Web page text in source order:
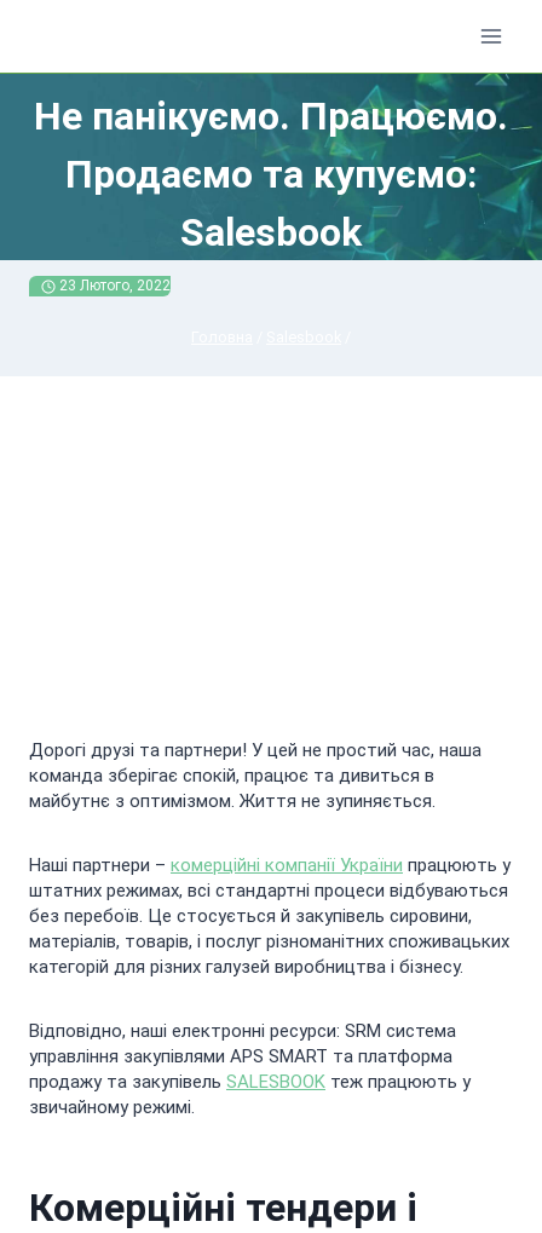
Не панікуємо. Працюємо.
Продаємо та купуємо:
Salesbook
23 Лютого, 2022
Дорогі друзі та партнери! У цей не простий час, наша
команда зберігає спокій, працює та дивиться в
майбутнє з оптимізмом. Життя не зупиняється.
Наші партнери – комерційні компанії України працюють у
штатних режимах, всі стандартні процеси відбуваються
без перебоїв. Це стосується й закупівель сировини,
матеріалів, товарів, і послуг різноманітних споживацьких
категорій для різних галузей виробництва і бізнесу.
Відповідно, наші електронні ресурси: SRM система
управління закупівлями APS SMART та платформа
продажу та закупівель SALESBOOK теж працюють у
звичайному режимі.
Комерційні тендери і